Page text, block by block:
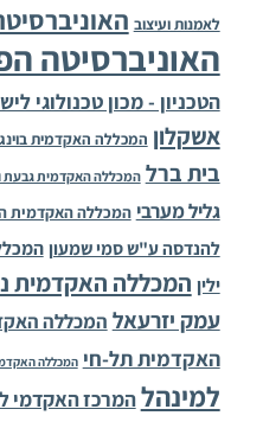
לאמנות ועיצוב
האוניברסיטה
הטכניון - מכון טכנולוגי
אשקלון המכללה האקדמית
בית ברל המכללה האקדמית גבעת
גליל מערבי המכללה האקדמית
להנדסה ע"ש סמי שמעון
ילין המכללה האקדמית
עמק יזרעאל המכללה
האקדמית תל-חי המכללה
למינהלהמרכז האקדמי